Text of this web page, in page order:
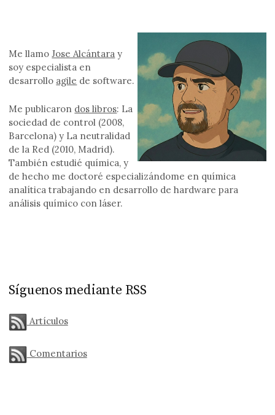
Me llamoJose Alcántara y
soy especialista en
desarrollo agile de software.
Me publicaron dos libros: La
sociedad de control (2008,
Barcelona) y La neutralidad
de la Red (2010, Madrid).
También estudié química, y
de hecho me doctoré especializándome en química
analítica trabajando en desarrollo de hardware para
análisis químico con láser.
Síguenos mediante RSS
Artículos
Comentarios